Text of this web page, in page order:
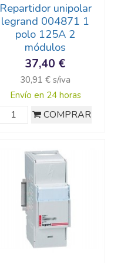
Repartidor unipolar
legrand 004871 1
polo 125A 2
módulos
37,40 €
30,91 € s/iva
Envío en 24 horas
COMPRAR